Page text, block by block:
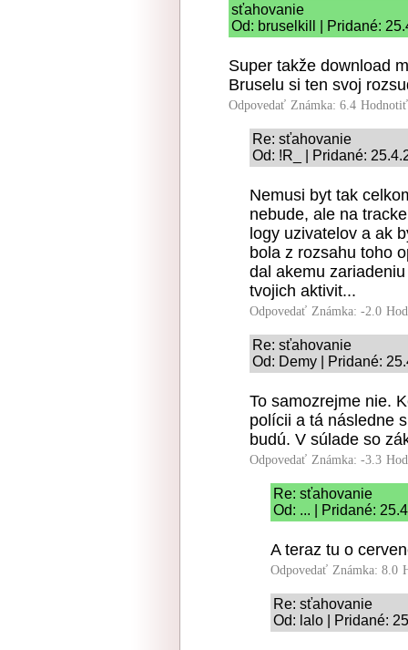
sťahovanie
Od: bruselkill | Pridané:
Super takže download
Bruselu si ten svoj
Odpovedať Známka: 6.4
Re: sťahovanie
Od: !R_ | Pridané:
Nemusi byt tak
nebude, ale na
logy uzivatelov a ak
bola z rozsahu toho
dal akemu
tvojich aktivit...
Odpovedať Známka: -2.0
Re: sťahovanie
Od: Demy | Pridané:
To samozrejme nie.
polícii a tá následne
budú. V súlade so
Odpovedať Známka: -3.3
Re: sťahovanie
Od: ... | Pridané:
A teraz tu o
Odpovedať Známka: 8.0
Re: sťahovanie
Od: lalo | Pridané: